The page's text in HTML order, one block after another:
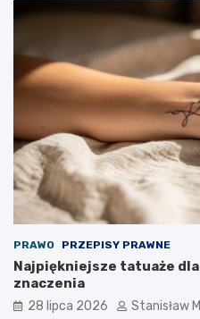
PRAWO PRZEPISY PRAWNE
Najpiękniejsze tatuaże
znaczenia
28 lipca 2026 Stanisław